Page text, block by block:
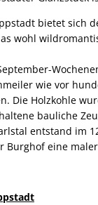
bietet sich
wohl
wie vor
Die Holzkohle
bauliche
entstand im
Burghof eine